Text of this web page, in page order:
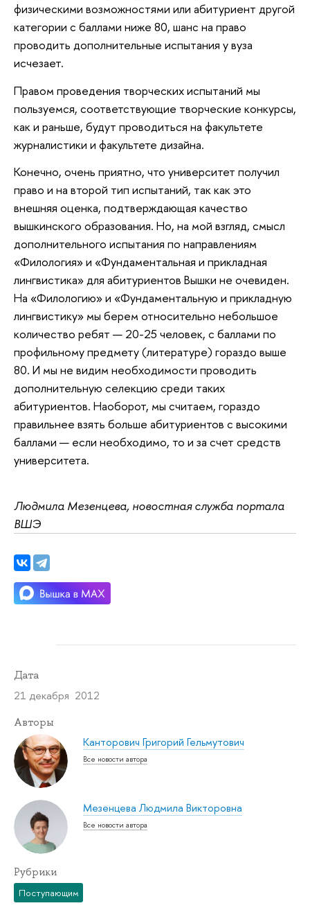
физическими возможностями или абитуриент другой
категории с баллами ниже 80, шанс на право
проводить дополнительные испытания у вуза
исчезает.
Правом проведения творческих испытаний мы
пользуемся, соответствующие творческие конкурсы,
как и раньше, будут проводиться на факультете
журналистики и факультете дизайна.
Конечно, очень приятно, что университет получил
право и на второй тип испытаний, так как это
внешняя оценка, подтверждающая качество
вышкинского образования. Но, на мой взгляд, смысл
дополнительного испытания по направлениям
«Филология» и «Фундаментальная и прикладная
лингвистика» для абитуриентов Вышки не очевиден.
На «Филологию» и «Фундаментальную и прикладную
лингвистику» мы берем относительно небольшое
количество ребят — 20-25 человек, с баллами по
профильному предмету (литературе) гораздо выше
80. И мы не видим необходимости проводить
дополнительную селекцию среди таких
абитуриентов. Наоборот, мы считаем, гораздо
правильнее взять больше абитуриентов с высокими
баллами — если необходимо, то и за счет средств
университета.
Людмила Мезенцева, новостная служба портала
ВШЭ
Дата
21 декабря 2012
Авторы
Канторович Григорий Гельмутович
Все новости автора
Мезенцева Людмила Викторовна
Все новости автора
Рубрики
Поступающим